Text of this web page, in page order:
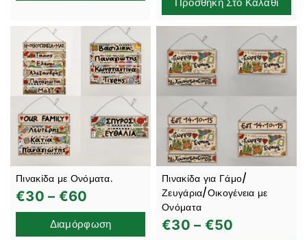
Πινακίδα με Ονόματα.
€30 – €60
Διαμόρφωση
Πινακίδα για Γάμο/
Ζευγάρια/Οικογένεια με
Ονόματα
€30 – €50